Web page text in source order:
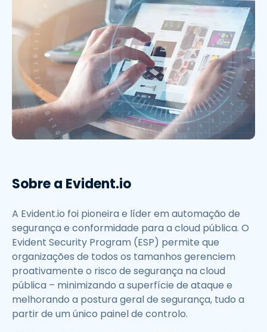
Sobre a Evident.io
A Evident.io foi pioneira e líder em automação de
segurança e conformidade para a cloud pública. O
Evident Security Program (ESP) permite que
organizações de todos os tamanhos gerenciem
proativamente o risco de segurança na cloud
pública – minimizando a superfície de ataque e
melhorando a postura geral de segurança, tudo a
partir de um único painel de controlo.